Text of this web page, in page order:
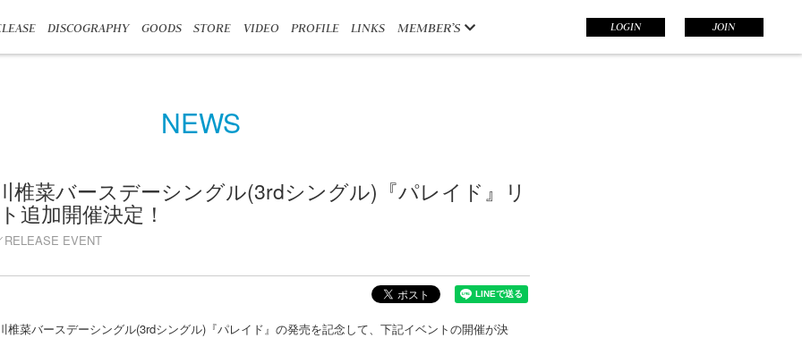
DISCOGRAPHY GOODS STORE VIDEO PROFILE LINKS MEMBER’S LOGIN JOIN
NEWS
椎菜バースデーシングル(3rdシングル)『パレイド』リ
追加開催決定！
RELEASE EVENT
椎菜バースデーシングル(3rdシングル)『パレイド』の発売を記念して、下記イベントの開催が決